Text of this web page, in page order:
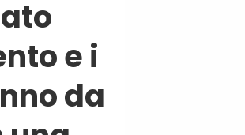
e i
da